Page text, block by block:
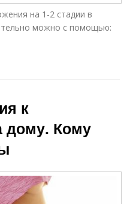
на 1-2 стадии в
можно с помощью:
к
дому. Кому